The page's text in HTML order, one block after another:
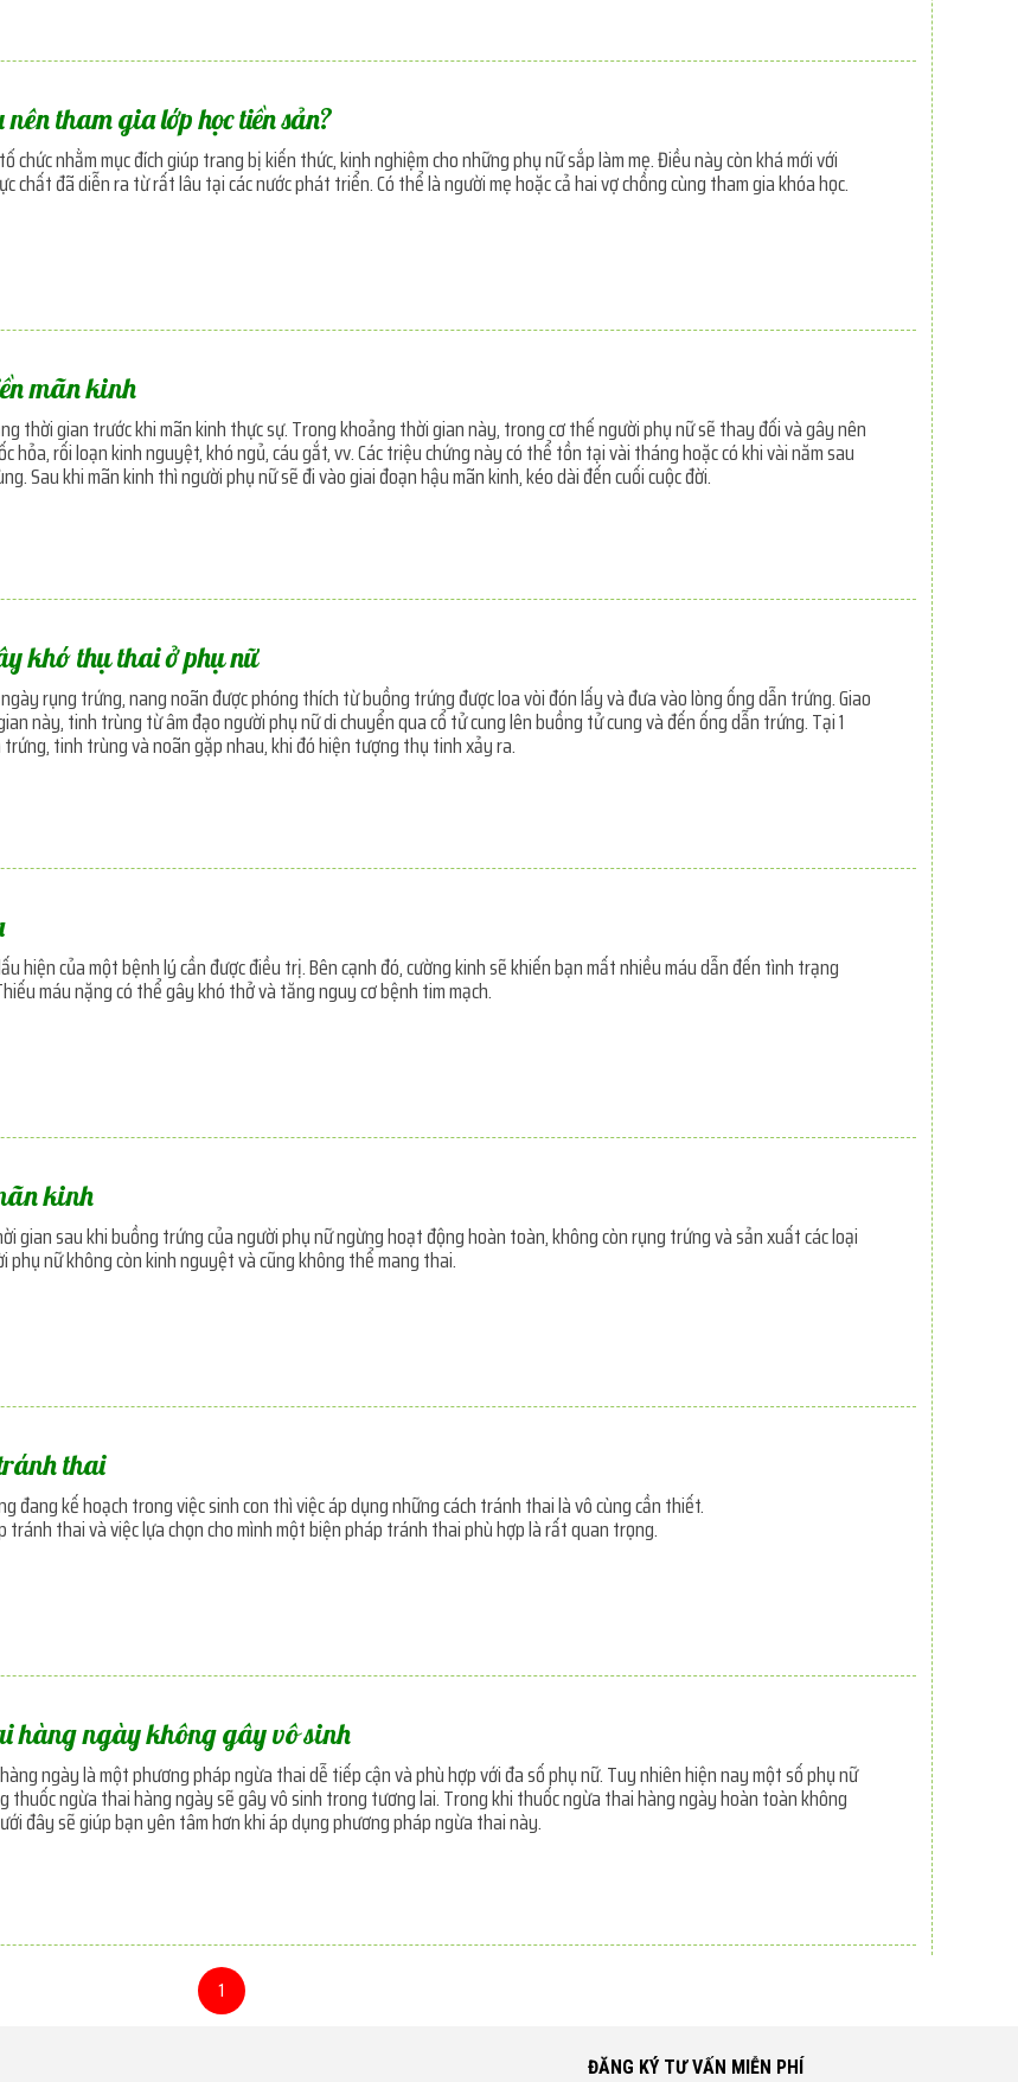
tham gia lớp học tiền sản?
chức nhằm mục đích giúp trang bị kiến thức, kinh nghiệm cho những phụ nữ sắp làm mẹ. Điều này còn khá mới với
chất đã diễn ra từ rất lâu tại các nước phát triển. Có thể là người mẹ hoặc cả hai vợ chồng cùng tham gia khóa học.
mãn kinh
thời gian trước khi mãn kinh thực sự. Trong khoảng thời gian này, trong cơ thể người phụ nữ sẽ thay đổi và gây nên
hỏa, rối loạn kinh nguyệt, khó ngủ, cáu gắt, vv. Các triệu chứng này có thể tồn tại vài tháng hoặc có khi vài năm sau
Sau khi mãn kinh thì người phụ nữ sẽ đi vào giai đoạn hậu mãn kinh, kéo dài đến cuối cuộc đời.
khó thụ thai ở phụ nữ
rụng trứng, nang noãn được phóng thích từ buồng trứng được loa vòi đón lấy và đưa vào lòng ống dẫn trứng. Giao
này, tinh trùng từ âm đạo người phụ nữ di chuyển qua cổ tử cung lên buồng tử cung và đến ống dẫn trứng. Tại 1
tinh trùng và noãn gặp nhau, khi đó hiện tượng thụ tinh xảy ra.
hiện của một bệnh lý cần được điều trị. Bên cạnh đó, cường kinh sẽ khiến bạn mất nhiều máu dẫn đến tình trạng
máu nặng có thể gây khó thở và tăng nguy cơ bệnh tim mạch.
kinh
gian sau khi buồng trứng của người phụ nữ ngừng hoạt động hoàn toàn, không còn rụng trứng và sản xuất các loại
phụ nữ không còn kinh nguyệt và cũng không thể mang thai.
thai
đang kế hoạch trong việc sinh con thì việc áp dụng những cách tránh thai là vô cùng cần thiết.
tránh thai và việc lựa chọn cho mình một biện pháp tránh thai phù hợp là rất quan trọng.
hàng ngày không gây vô sinh
ngày là một phương pháp ngừa thai dễ tiếp cận và phù hợp với đa số phụ nữ. Tuy nhiên hiện nay một số phụ nữ
thuốc ngừa thai hàng ngày sẽ gây vô sinh trong tương lai. Trong khi thuốc ngừa thai hàng ngày hoàn toàn không
đây sẽ giúp bạn yên tâm hơn khi áp dụng phương pháp ngừa thai này.
1
ĐĂNG KÝ TƯ VẤN MIỄN PHÍ